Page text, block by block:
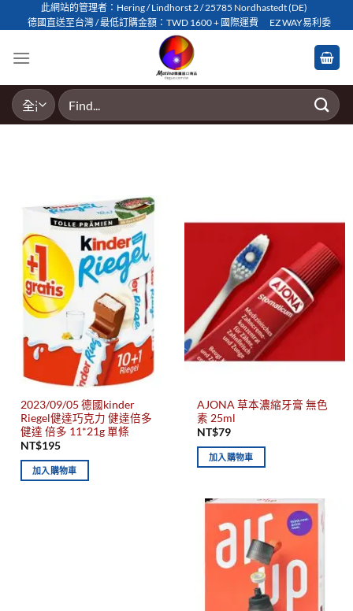
to
此網站的管理者：Hering / Lindhorst 2 / 25785 Nordhastedt (DE)
德國直送至台灣 / 最低訂購金額：TWD 1600 + 國際運費
EZ WAY易利委
搜
尋
2023/09/05 德國kinder
Riegel健達巧克力 健達倍多
健達 倍多 11*21g 單條
NT$195
加入購物車
AJONA 草本濃縮牙膏 無色
素 25ml
NT$79
加入購物車